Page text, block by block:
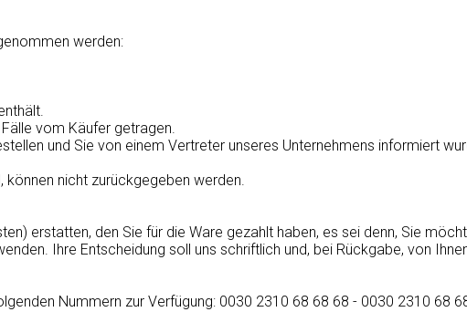
werden:
vom Käufer getragen.
und Sie von einem Vertreter unseres Unternehmens informiert
können nicht zurückgegeben werden.
erstatten, den Sie für die Ware gezahlt haben, es sei denn, Sie
Ihre Entscheidung soll uns schriftlich und, bei Rückgabe, von
Nummern zur Verfügung: 0030 2310 68 68 68 - 0030 2310 68